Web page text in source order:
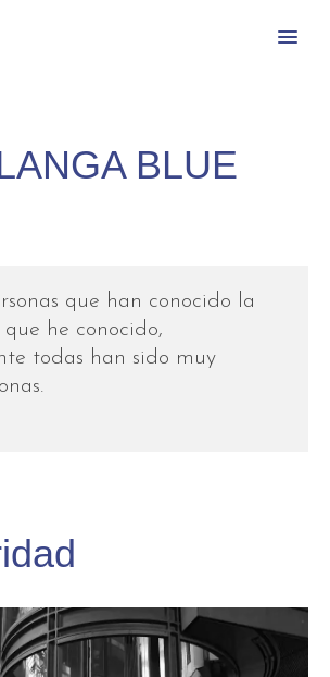
MENU
BLUE
que han conocido la
he conocido,
todas han sido muy